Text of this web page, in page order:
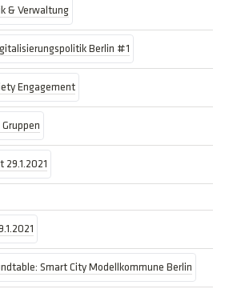
& Verwaltung
Berlin #1
Engagement
29.1.2021
Smart City Modellkommune Berlin